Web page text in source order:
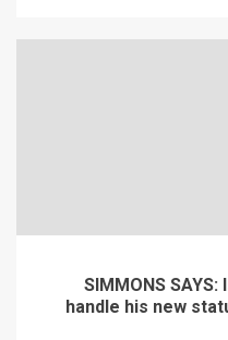
SIMMONS
handle his new